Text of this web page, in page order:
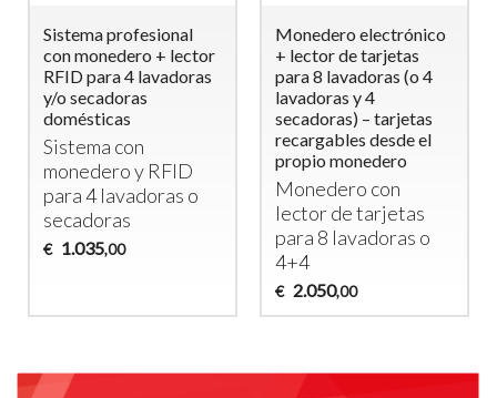
Sistema profesional
con monedero + lector
RFID para 4 lavadoras
y/o secadoras
domésticas
Sistema con
monedero y RFID
para 4 lavadoras o
secadoras
€ 1.035,00
Monedero electrónico
+ lector de tarjetas
para 8 lavadoras (o 4
lavadoras y 4
secadoras) – tarjetas
recargables desde el
propio monedero
Monedero con
lector de tarjetas
para 8 lavadoras o
4+4
€ 2.050,00